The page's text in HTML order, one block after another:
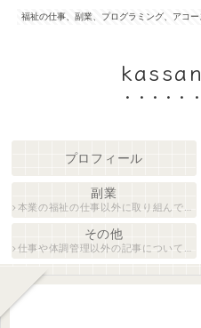
福祉の仕事、副業、プログラミング、アコ
プロフィール
副業
本業の福祉の仕事以外に取り組んでいる仕事について紹介します。
その他
仕事や体調管理以外の記事について執筆しています。